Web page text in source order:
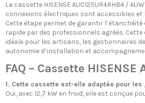
La cassette HISENSE AUC125UR4RHB4 /
connexions électriques sont accessibles et
Cette étape permet de garantir
rapide par des professionnels agréés.
idéale pour les artisans, les gestionnaires
autonomie d’installation et
FAQ – Cassette HISENSE
1. Cette cassette est-elle adaptée pour
Oui, avec 12,7 kW en froid, elle est conçue